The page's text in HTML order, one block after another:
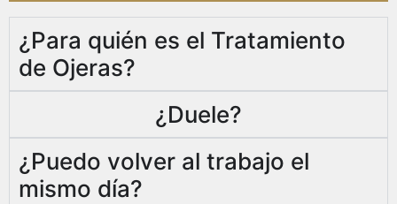
¿Para quién es el Tratamiento
de Ojeras?
¿Duele?
¿Puedo volver al trabajo el
mismo día?